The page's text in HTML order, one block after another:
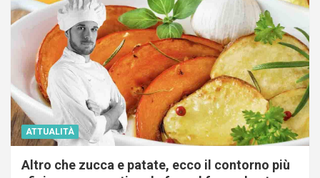
ATTUALITÀ
Altro che zucca e patate, ecco il contorno più